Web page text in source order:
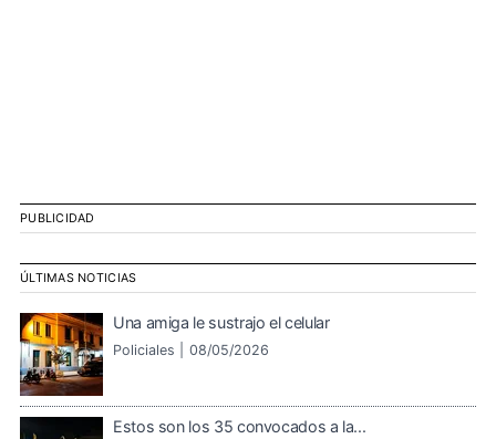
PUBLICIDAD
ÚLTIMAS NOTICIAS
Una amiga le sustrajo el celular
Policiales | 08/05/2026
Estos son los 35 convocados a la...